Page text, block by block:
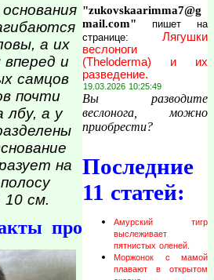
а их
и
самцов
почти
лбу, а у
на
см.
про
"zukovskaarimma7@g
mail.com" пишет на
странице: Лягушки
веслоноги
(Theloderma) и их
разведение.
19.03.2026 10:25:49
Вы разводите
веслонога, можно
приобрести?
Последние
11 статей:
Амурский тигр
выслеживает
пятнистых оленей.
Моржонок с мамой
плавают в открытом